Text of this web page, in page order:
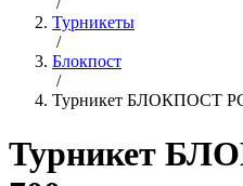
Турникеты
/
Блокпост
/
Турникет БЛОКПОСТ
Турникет